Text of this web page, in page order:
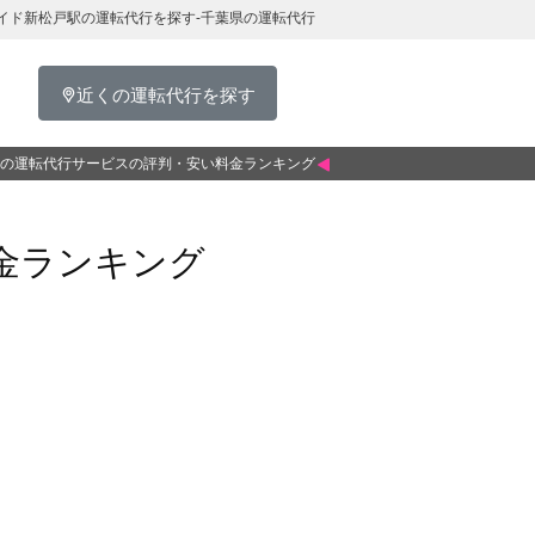
新松戸駅の運転代行を探す-千葉県の運転代行
近くの運転代行を探す
運転代行サービスの評判・安い料金ランキング
ランキング